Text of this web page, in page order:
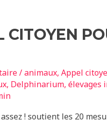
CITOYEN
/animaux, Appel
, Delphinarium, élevages
assez ! soutient les 20